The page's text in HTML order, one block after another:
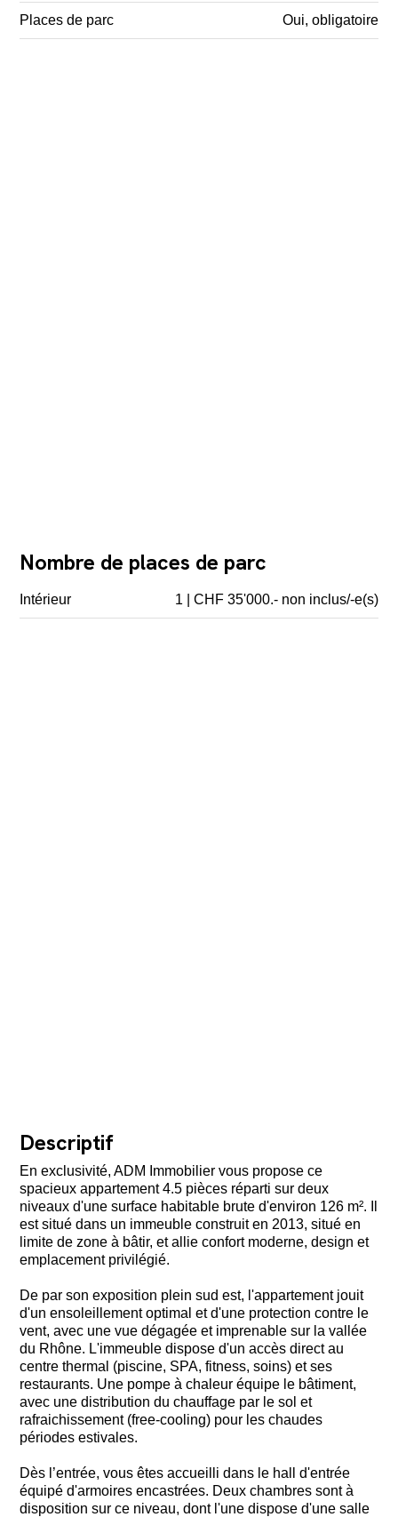
Places de parc Oui, obligatoire
Nombre de places de parc
Intérieur 1 | CHF 35'000.- non inclus/-e(s)
Descriptif
En exclusivité, ADM Immobilier vous propose ce
spacieux appartement 4.5 pièces réparti sur deux
niveaux d'une surface habitable brute d'environ 126 m². Il
est situé dans un immeuble construit en 2013, situé en
limite de zone à bâtir, et allie confort moderne, design et
emplacement privilégié.
De par son exposition plein sud est, l'appartement jouit
d'un ensoleillement optimal et d'une protection contre le
vent, avec une vue dégagée et imprenable sur la vallée
du Rhône. L'immeuble dispose d'un accès direct au
centre thermal (piscine, SPA, fitness, soins) et ses
restaurants. Une pompe à chaleur équipe le bâtiment,
avec une distribution du chauffage par le sol et
rafraichissement (free-cooling) pour les chaudes
périodes estivales.
Dès l’entrée, vous êtes accueilli dans le hall d'entrée
équipé d'armoires encastrées. Deux chambres sont à
disposition sur ce niveau, dont l'une dispose d'une salle